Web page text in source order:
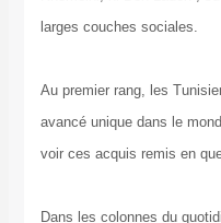
larges couches sociales.
Au premier rang, les
avancé unique dans le
voir ces acquis remis en
Dans les colonnes du